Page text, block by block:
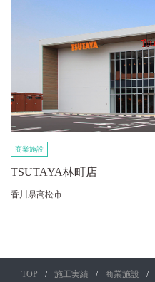
商業施設
TSUTAYA林町店
香川県高松市
TOP 施工実績 商業施設